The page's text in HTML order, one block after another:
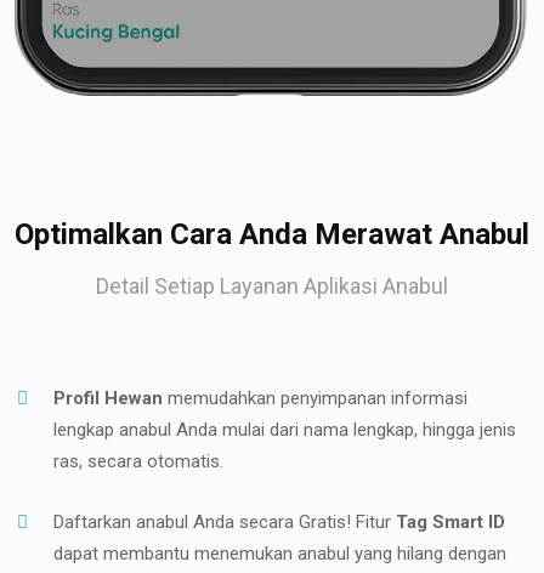
Optimalkan Cara Anda Merawat Anabul
Detail Setiap Layanan Aplikasi Anabul
Profil Hewan memudahkan penyimpanan informasi
lengkap anabul Anda mulai dari nama lengkap, hingga jenis
ras, secara otomatis.
Daftarkan anabul Anda secara Gratis! Fitur Tag Smart ID
dapat membantu menemukan anabul yang hilang dengan